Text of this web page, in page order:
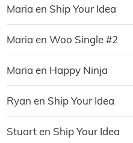
Maria en Ship Your Idea
Maria enWoo Single #2
Maria en Happy Ninja
Ryan en Ship Your Idea
Stuarten Ship Your Idea